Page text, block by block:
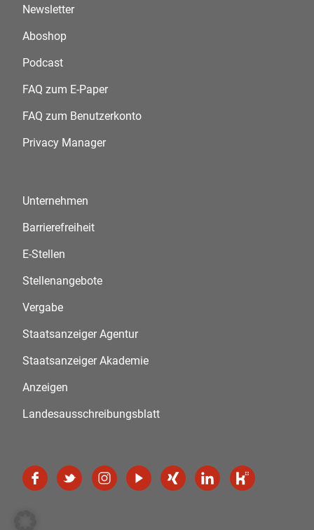
Newsletter
Aboshop
Podcast
FAQ zum E-Paper
FAQ zum Benutzerkonto
Privacy Manager
Unternehmen
Barrierefreiheit
E-Stellen
Stellenangebote
Vergabe
Staatsanzeiger Agentur
Staatsanzeiger Akademie
Anzeigen
Landesausschreibungsblatt